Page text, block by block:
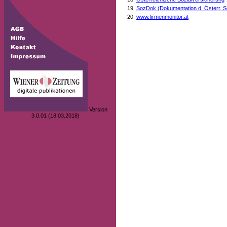
Version
3.0.01 (18.03.2018)
SozDok (Dokumentation d. Österr.
www.firmenmonitor.at